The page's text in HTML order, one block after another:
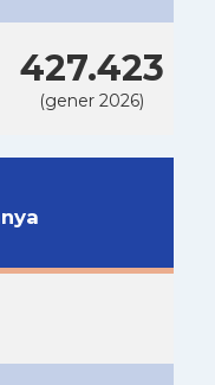
427.423
(gener 2026)